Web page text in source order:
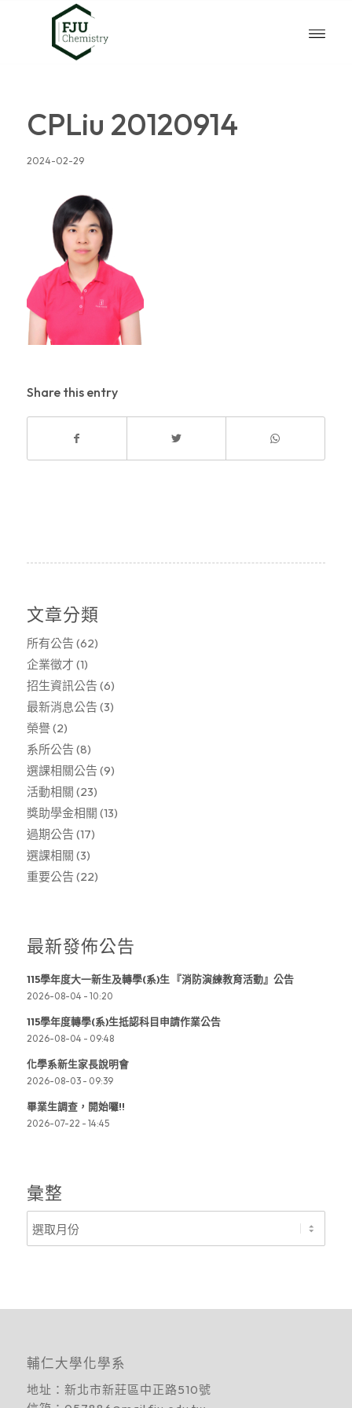
CPLiu 20120914
2024-02-29
Share this entry
文章分類
所有公告 (62)
企業徵才 (1)
招生資訊公告 (6)
最新消息公告 (3)
榮譽(2)
系所公告 (8)
選課相關公告 (9)
活動相關 (23)
獎助學金相關 (13)
過期公告 (17)
選課相關 (3)
重要公告 (22)
最新發佈公告
115學年度大一新生及轉學(系)生 『消防演練教育活動』公告
2026-08-04 - 10:20
115學年度轉學(系)生抵認科目申請作業公告
2026-08-04 - 09:48
化學系新生家長說明會
2026-08-03 - 09:39
畢業生調查，開始囉!!
2026-07-22 - 14:45
彙整
輔仁大學化學系
地址： 新北市新莊區中正路510號